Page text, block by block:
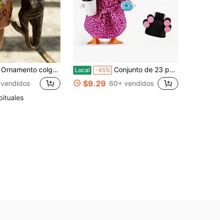
baño de resina al aire libre con forma de tortuga/dinosaurio para plantas de bonsái Local -45% Conjunto de 23 pulgadas de atuendos para ganso de porche de dama, adorable bata de baño con estampado de leopardo y rulos para el cabello para decoración de patio, jardín y césped
$9.29 60+ vendidos